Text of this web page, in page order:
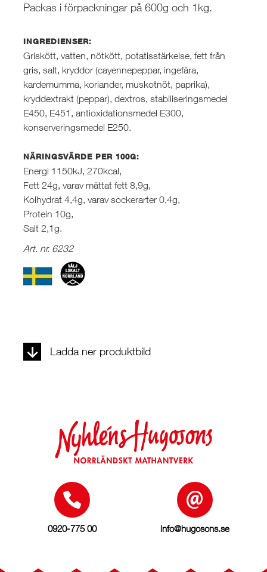
Packas i förpackningar på 600g och 1kg.
INGREDIENSER:
Griskött, vatten, nötkött, potatisstärkelse, fett från
gris, salt, kryddor (cayennepeppar, ingefära,
kardemumma, koriander, muskotnöt, paprika),
kryddextrakt (peppar), dextros, stabiliseringsmedel
E450, E451, antioxidationsmedel E300,
konserveringsmedel E250.
NÄRINGSVÄRDE PER 100G:
Energi 1150kJ, 270kcal,
Fett 24g, varav mättat fett 8,9g,
Kolhydrat 4,4g, varav sockerarter 0,4g,
Protein 10g,
Salt 2,1g.
Art. nr. 6232
Ladda ner produktbild
0920-775 00 info@hugosons.se